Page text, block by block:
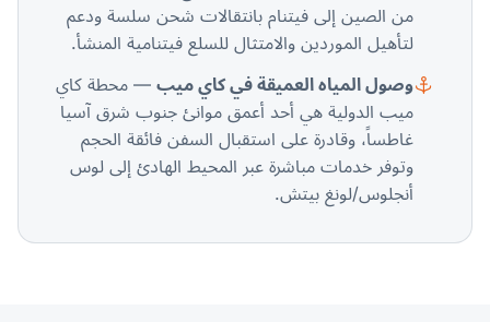
من الصين إلى فيتنام بانتقالات شحن سلسة ودعم
لتأهيل الموردين والامتثال للسلع فيتنامية المنشأ.
وصول المياه العميقة في كاي ميب — محطة كاي
ميب الدولية هي أحد أعمق موانئ جنوب شرق آسيا
غاطساً، وقادرة على استقبال السفن فائقة الحجم
وتوفر خدمات مباشرة عبر المحيط الهادئ إلى لوس
أنجلوس/لونغ بيتش.